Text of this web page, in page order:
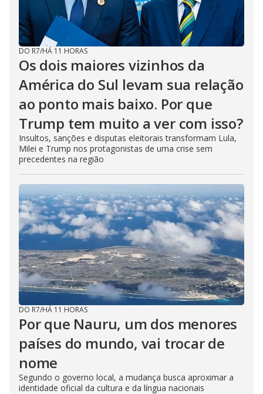
DO R7/HÁ 11 HORAS
Os dois maiores vizinhos da
América do Sul levam sua relação
ao ponto mais baixo. Por que
Trump tem muito a ver com isso?
Insultos, sanções e disputas eleitorais transformam Lula,
Milei e Trump nos protagonistas de uma crise sem
precedentes na região
DO R7/HÁ 11 HORAS
Por que Nauru, um dos menores
países do mundo, vai trocar de
nome
Segundo o governo local, a mudança busca aproximar a
identidade oficial da cultura e da língua nacionais